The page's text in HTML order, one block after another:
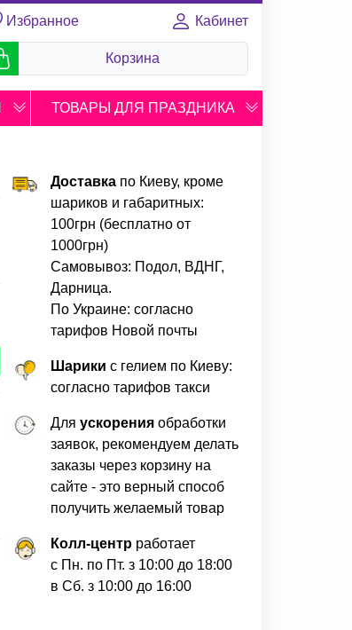
Избранное
Кабинет
Корзина
ТОВАРЫ ДЛЯ ПРАЗДНИКА
Доставкапо Киеву, кроме
шариков и габаритных:
100грн (бесплатно от
1000грн)
Самовывоз: Подол, ВДНГ,
Дарница.
По Украине: согласно
тарифов Новой почты
Шарики с гелием по Киеву:
согласно тарифов такси
Для ускоренияобработки
заявок, рекомендуем делать
заказы через корзину на
сайте - это верный способ
получить желаемый товар
Колл-центрработает
с Пн. по Пт. з 10:00 до 18:00
в Сб. з 10:00 до 16:00